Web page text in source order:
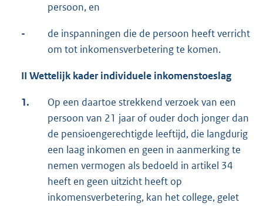
persoon, en
-
de inspanningen die de persoon heeft verricht
om tot inkomensverbetering te komen.
II Wettelijk kader individuele inkomenstoeslag
1.
Op een daartoe strekkend verzoek van een
persoon van 21 jaar of ouder doch jonger dan
de pensioengerechtigde leeftijd, die langdurig
een laag inkomen en geen in aanmerking te
nemen vermogen als bedoeld in artikel 34
heeft en geen uitzicht heeft op
inkomensverbetering, kan het college, gelet